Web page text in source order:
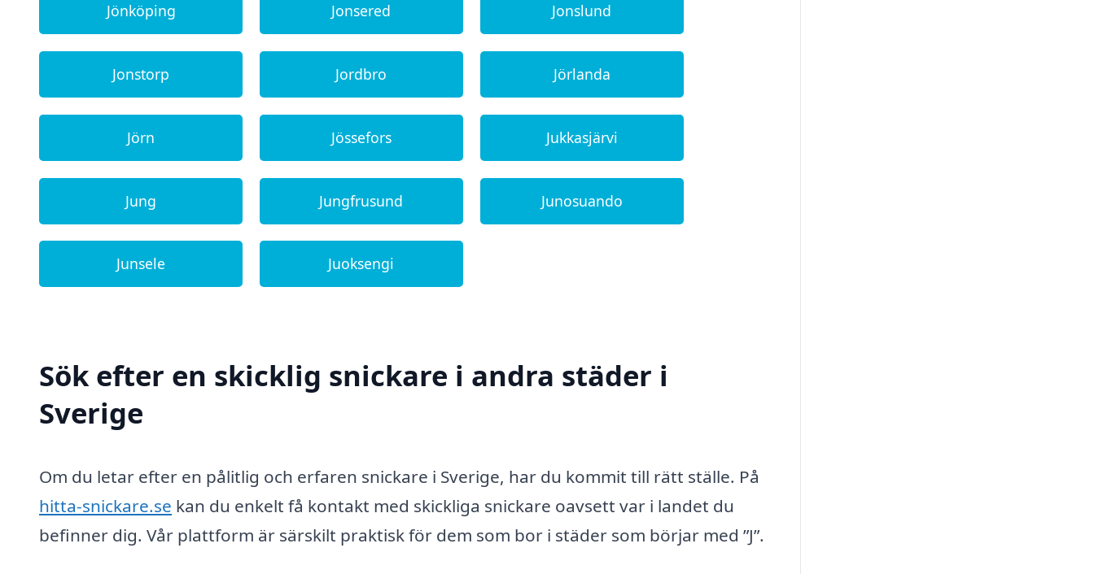
Jönköping Jonsered Jonslund
Jonstorp Jordbro Jörlanda
Jörn Jössefors Jukkasjärvi
Jung Jungfrusund Junosuando
Junsele Juoksengi
Sök efter en skicklig snickare i andra städer i
Sverige
Om du letar efter en pålitlig och erfaren snickare i Sverige, har du kommit till rätt ställe. På
hitta-snickare.se kan du enkelt få kontakt med skickliga snickare oavsett var i landet du
befinner dig. Vår plattform är särskilt praktisk för dem som bor i städer som börjar med ”J”.